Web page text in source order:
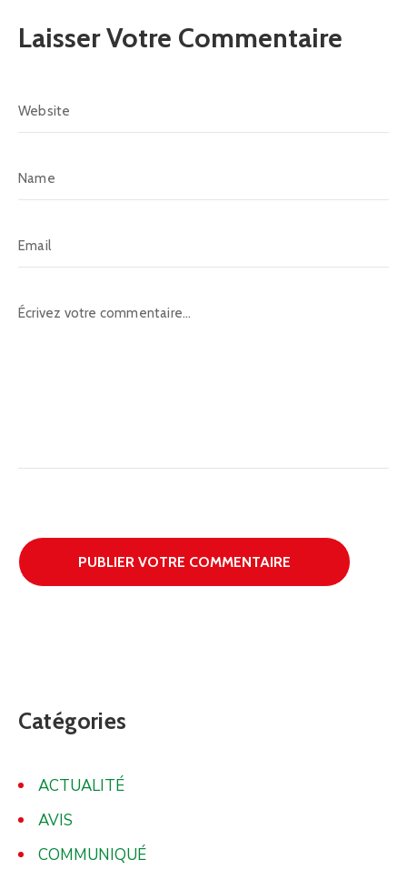
Laisser Votre Commentaire
Catégories
ACTUALITÉ
AVIS
COMMUNIQUÉ